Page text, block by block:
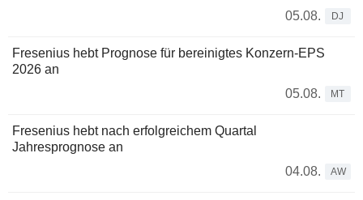
05.08.
DJ
Fresenius hebt Prognose für bereinigtes Konzern-EPS
2026 an
05.08.
MT
Fresenius hebt nach erfolgreichem Quartal
Jahresprognose an
04.08.
AW